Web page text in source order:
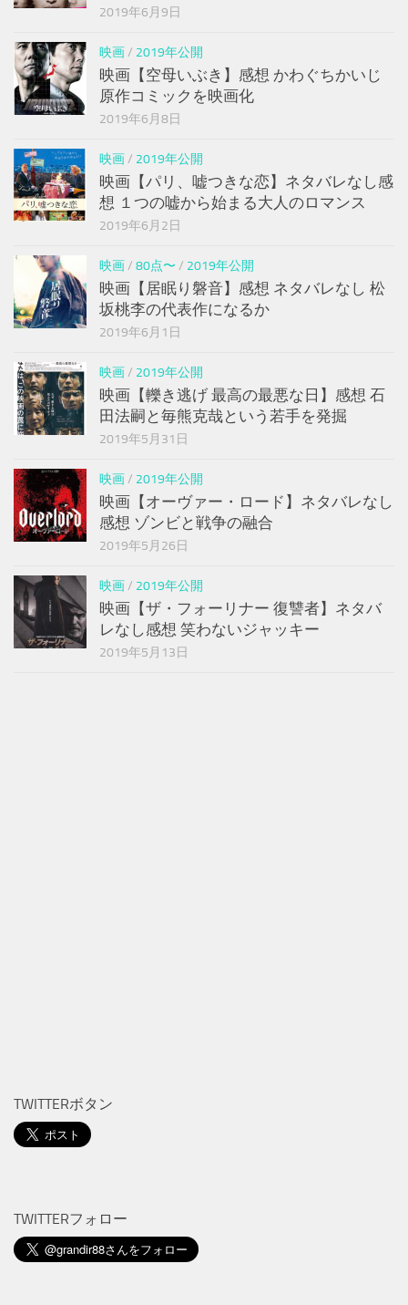
2019年6月9日
映画/ 2019年公開
映画【空母いぶき】感想 かわぐちかいじ
原作コミックを映画化
2019年6月8日
映画/ 2019年公開
映画【パリ、嘘つきな恋】ネタバレなし感
想 １つの嘘から始まる大人のロマンス
2019年6月2日
映画/ 80点〜 / 2019年公開
映画【居眠り磐音】感想 ネタバレなし 松
坂桃李の代表作になるか
2019年6月1日
映画/ 2019年公開
映画【轢き逃げ 最高の最悪な日】感想 石
田法嗣と毎熊克哉という若手を発掘
2019年5月31日
映画/ 2019年公開
映画【オーヴァー・ロード】ネタバレなし
感想 ゾンビと戦争の融合
2019年5月26日
映画/ 2019年公開
映画【ザ・フォーリナー 復讐者】ネタバ
レなし感想 笑わないジャッキー
2019年5月13日
TWITTERボタン
TWITTERフォロー